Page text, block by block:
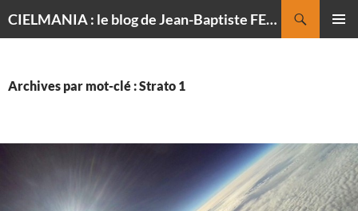
CIELMANIA : le blog de Jean-Baptiste FELDMANN, photographe du ciel
Archives par mot-clé : Strato 1